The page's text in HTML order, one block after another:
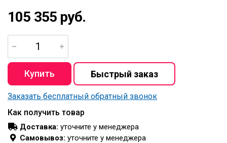
105 355 руб.
Заказать бесплатный обратный звонок
Как получить товар
Доставка: уточните у менеджера
Самовывоз: уточните у менеджера